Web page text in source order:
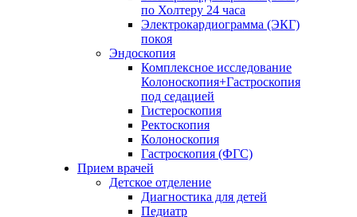
по Холтеру 24 часа
Электрокардиограмма (ЭКГ)
покоя
Эндоскопия
Комплексное исследование
Колоноскопия+Гастроскопия
под седацией
Гистероскопия
Ректоскопия
Колоноскопия
Гастроскопия (ФГС)
Прием врачей
Детское отделение
Диагностика для детей
Педиатр